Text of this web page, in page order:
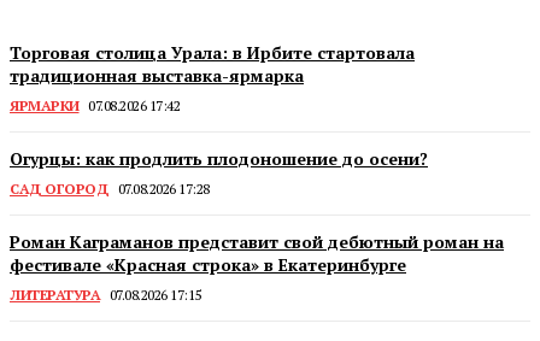
Торговая столица Урала: в Ирбите стартовала
традиционная выставка-ярмарка
ЯРМАРКИ 07.08.2026 17:42
Огурцы: как продлить плодоношение до осени?
САД ОГОРОД 07.08.2026 17:28
Роман Каграманов представит свой дебютный роман на
фестивале «Красная строка» в Екатеринбурге
ЛИТЕРАТУРА 07.08.2026 17:15